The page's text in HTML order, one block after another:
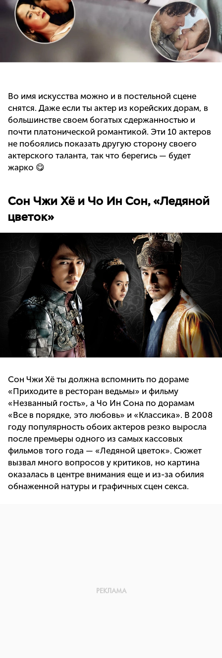
Во имя искусства можно и в постельной сцене
снятся. Даже если ты актер из корейских дорам, в
большинстве своем богатых сдержанностью и
почти платонической романтикой. Эти 10 актеров
не побоялись показать другую сторону своего
актерского таланта, так что берегись — будет
жарко 😋
Сон Чжи Хё и Чо Ин Сон, «Ледяной
цветок»
Сон Чжи Хё ты должна вспомнить по дораме
«Приходите в ресторан ведьмы» и фильму
«Незванный гость», а Чо Ин Сона по дорамам
«Все в порядке, это любовь» и «Классика». В 2008
году популярность обоих актеров резко выросла
после премьеры одного из самых кассовых
фильмов того года — «Ледяной цветок». Сюжет
вызвал много вопросов у критиков, но картина
оказалась в центре внимания еще и из-за обилия
обнаженной натуры и графичных сцен секса.